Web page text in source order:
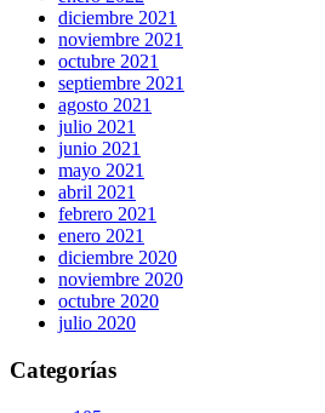
diciembre 2021
noviembre 2021
octubre 2021
septiembre 2021
agosto 2021
julio 2021
junio 2021
mayo 2021
abril 2021
febrero 2021
enero 2021
diciembre 2020
noviembre 2020
octubre 2020
julio 2020
Categorías